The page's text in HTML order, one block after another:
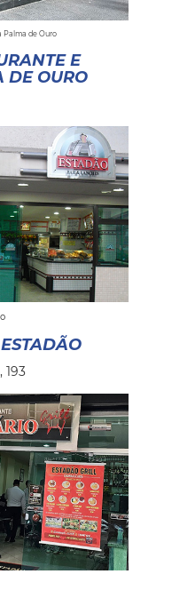
Palma de Ouro
E
DE OURO
193